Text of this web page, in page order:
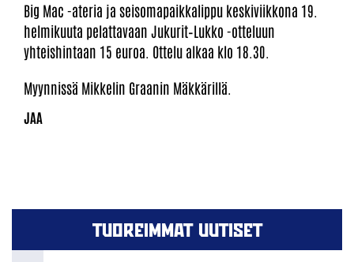
Big Mac -ateria ja seisomapaikkalippu keskiviikkona 19.
helmikuuta pelattavaan Jukurit–Lukko -otteluun
yhteishintaan 15 euroa. Ottelu alkaa klo 18.30.
Myynnissä Mikkelin Graanin Mäkkärillä.
TUOREIMMAT UUTISET